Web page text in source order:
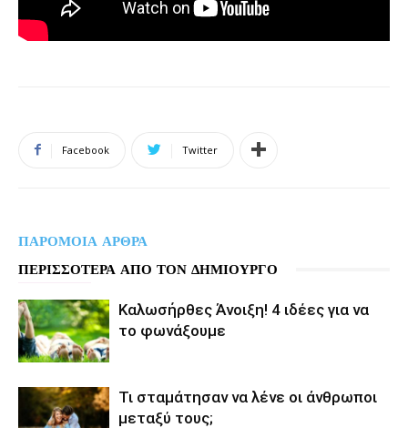
Facebook Twitter
ΠΑΡΟΜΟΙΑ ΑΡΘΡΑ
ΠΕΡΙΣΣΟΤΕΡΑ ΑΠΟ ΤΟΝ ΔΗΜΙΟΥΡΓΟ
Καλωσήρθες Άνοιξη! 4 ιδέες για να
το φωνάξουμε
Τι σταμάτησαν να λένε οι άνθρωποι
μεταξύ τους;